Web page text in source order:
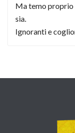
Ma temo proprio
sia.
Ignoranti e